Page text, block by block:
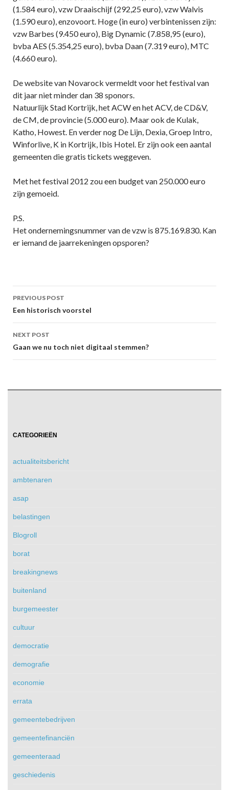
(1.584 euro), vzw Draaischijf (292,25 euro), vzw Walvis
(1.590 euro), enzovoort. Hoge (in euro) verbintenissen zijn:
vzw Barbes (9.450 euro), Big Dynamic (7.858,95 (euro),
bvba AES (5.354,25 euro), bvba Daan (7.319 euro), MTC
(4.660 euro).
De website van Novarock vermeldt voor het festival van
dit jaar niet minder dan 38 sponors.
Natuurlijk Stad Kortrijk, het ACW en het ACV, de CD&V,
de CM, de provincie (5.000 euro). Maar ook de Kulak,
Katho, Howest. En verder nog De Lijn, Dexia, Groep Intro,
Winforlive, K in Kortrijk, Ibis Hotel. Er zijn ook een aantal
gemeenten die gratis tickets weggeven.
Met het festival 2012 zou een budget van 250.000 euro
zijn gemoeid.
P.S.
Het ondernemingsnummer van de vzw is 875.169.830. Kan
er iemand de jaarrekeningen opsporen?
Post
navigation
PREVIOUS POST
Een historisch voorstel
NEXT POST
Gaan we nu toch niet digitaal stemmen?
CATEGORIEËN
actualiteitsbericht
ambtenaren
asap
belastingen
Blogroll
borat
breakingnews
buitenland
burgemeester
cultuur
democratie
demografie
economie
errata
gemeentebedrijven
gemeentefinanciën
gemeenteraad
geschiedenis